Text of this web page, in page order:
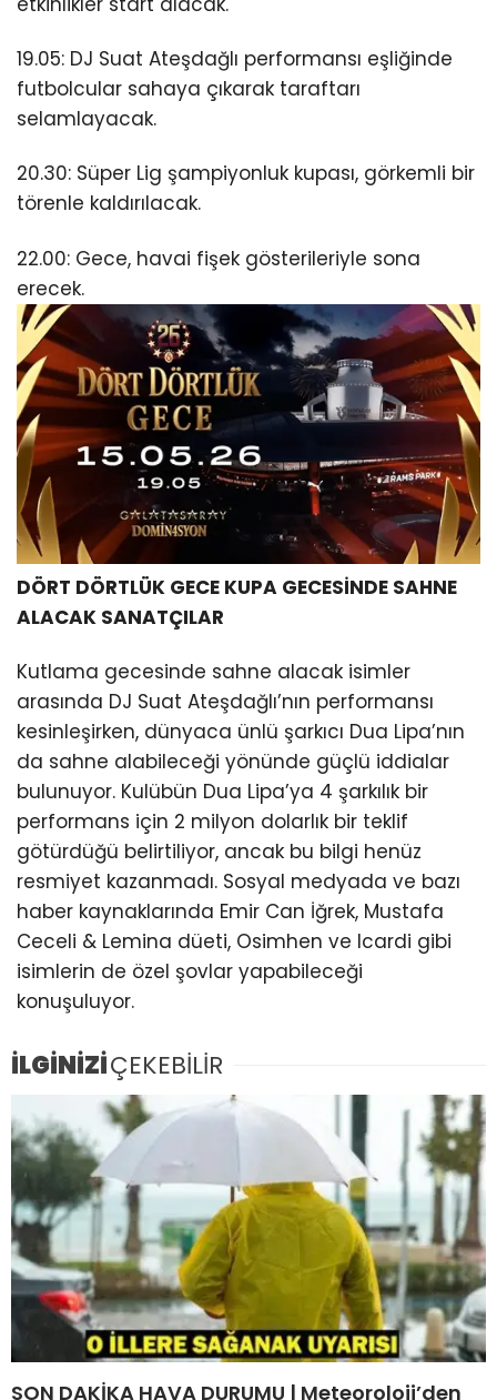
19.05: DJ Suat Ateşdağlı performansı eşliğinde
futbolcular sahaya çıkarak taraftarı
selamlayacak.
20.30: Süper Lig şampiyonluk kupası, görkemli bir
törenle kaldırılacak.
22.00: Gece, havai fişek gösterileriyle sona
erecek.
DÖRT DÖRTLÜK GECE KUPA GECESİNDE SAHNE
ALACAK SANATÇILAR
Kutlama gecesinde sahne alacak isimler
arasında DJ Suat Ateşdağlı’nın performansı
kesinleşirken, dünyaca ünlü şarkıcı Dua Lipa’nın
da sahne alabileceği yönünde güçlü iddialar
bulunuyor. Kulübün Dua Lipa’ya 4 şarkılık bir
performans için 2 milyon dolarlık bir teklif
götürdüğü belirtiliyor, ancak bu bilgi henüz
resmiyet kazanmadı. Sosyal medyada ve bazı
haber kaynaklarında Emir Can İğrek, Mustafa
Ceceli & Lemina düeti, Osimhen ve Icardi gibi
isimlerin de özel şovlar yapabileceği
konuşuluyor.
İLGİNİZİÇEKEBİLİR
SON DAKİKA HAVA DURUMU | Meteoroloji’den